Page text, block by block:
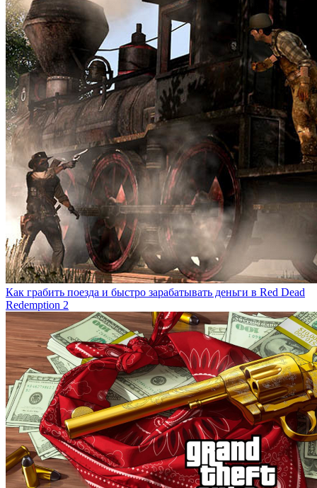
Как грабить поезда и быстро зарабатывать деньги в Red Dead
Redemption 2